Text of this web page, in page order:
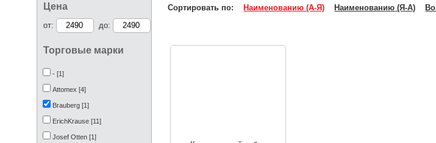
Цена
от: до:
Торговые марки
- [1]
Attomex [4]
Brauberg [1]
ErichKrause [11]
Josef Otten [1]
Сортировать по:Наименованию (А-Я) Наименованию (Я-А)